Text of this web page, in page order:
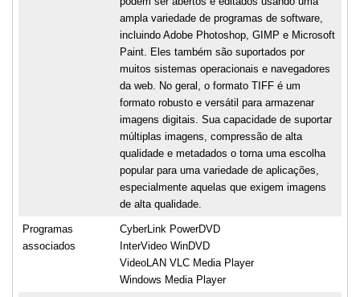
ampla variedade de programas de software,
incluindo Adobe Photoshop, GIMP e Microsoft
Paint. Eles também são suportados por
muitos sistemas operacionais e navegadores
da web. No geral, o formato TIFF é um
formato robusto e versátil para armazenar
imagens digitais. Sua capacidade de suportar
múltiplas imagens, compressão de alta
qualidade e metadados o torna uma escolha
popular para uma variedade de aplicações,
especialmente aquelas que exigem imagens
de alta qualidade.
Programas
associados
CyberLink PowerDVD
InterVideo WinDVD
VideoLAN VLC Media Player
Windows Media Player